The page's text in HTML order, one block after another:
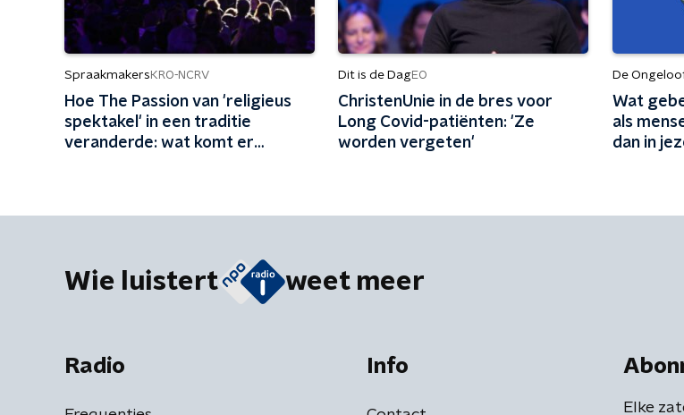
Spraakmakers KRO-NCRV
Hoe The Passion van 'religieus
spektakel' in een traditie
veranderde: wat komt er
Dit is de DagEO
ChristenUnie in de bres voor
Long Covid-patiënten: 'Ze
worden vergeten'
De
Wat
als
dan in
Wie luistert weet meer
Radio Info
Elke